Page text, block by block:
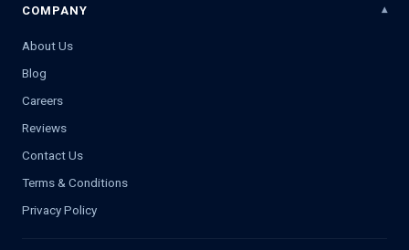
COMPANY
About Us
Blog
Careers
Reviews
Contact Us
Terms & Conditions
Privacy Policy